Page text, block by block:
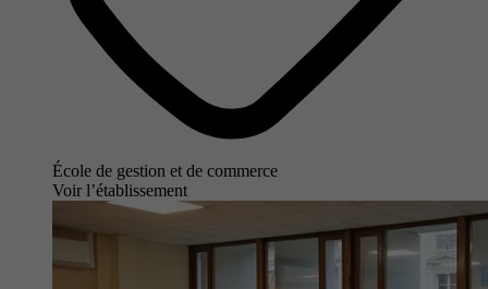
École de gestion et de commerce
Voir l’établissement